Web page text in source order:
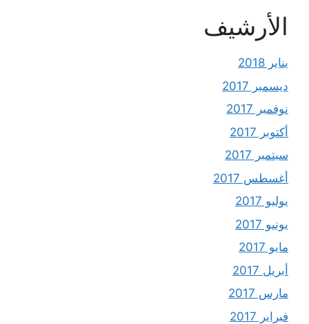
الأرشيف
يناير 2018
ديسمبر 2017
نوفمبر 2017
أكتوبر 2017
سبتمبر 2017
أغسطس 2017
يوليو 2017
يونيو 2017
مايو 2017
أبريل 2017
مارس 2017
فبراير 2017